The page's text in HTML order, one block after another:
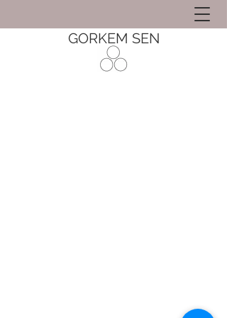
GORKEM SEN